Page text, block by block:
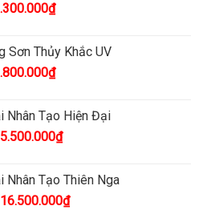
₫
Sơn Thủy Khắc UV
₫
Nhân Tạo Hiện Đại
₫
Nhân Tạo Thiên Nga
16.500.000₫